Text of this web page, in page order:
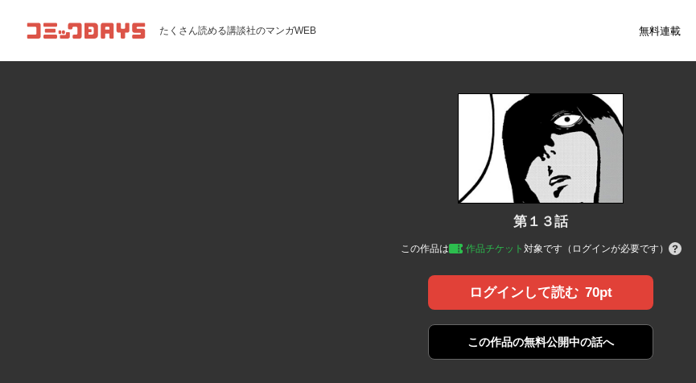
コミックDAYS たくさん読める講談社のマンガWEB 無料連載
第１３話
この作品は 作品チケット 対象です（ログインが必要です）
ログインして読む 70pt
この作品の無料公開中の話へ